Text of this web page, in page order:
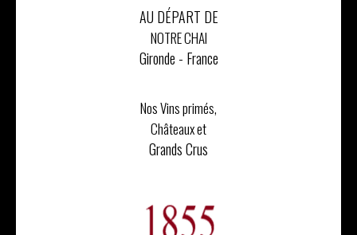
AU DÉPART DE
NOTRE CHAI
Gironde - France
Nos Vins primés,
Châteaux et
Grands Crus